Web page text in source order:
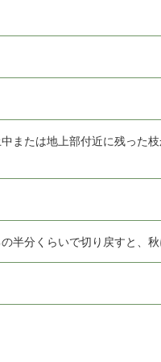
または地上部付近に残った
半分くらいで切り戻すと、秋